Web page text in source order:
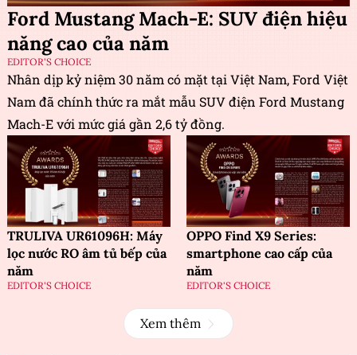
Ford Mustang Mach-E: SUV điện hiệu
năng cao của năm
EDITOR'S CHOICE
Nhân dịp kỷ niệm 30 năm có mặt tại Việt Nam, Ford Việt
Nam đã chính thức ra mắt mẫu SUV điện Ford Mustang
Mach-E với mức giá gần 2,6 tỷ đồng.
TRULIVA UR61096H: Máy
lọc nước RO âm tủ bếp của
năm
EDITOR'S CHOICE
OPPO Find X9 Series:
smartphone cao cấp của
năm
EDITOR'S CHOICE
Xem thêm